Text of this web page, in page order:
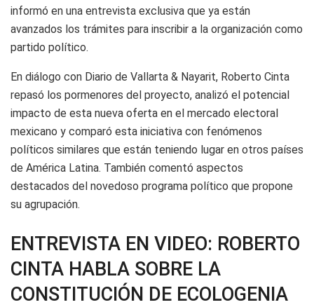
informó en una entrevista exclusiva que ya están
avanzados los trámites para inscribir a la organización como
partido político.
En diálogo con Diario de Vallarta & Nayarit, Roberto Cinta
repasó los pormenores del proyecto, analizó el potencial
impacto de esta nueva oferta en el mercado electoral
mexicano y comparó esta iniciativa con fenómenos
políticos similares que están teniendo lugar en otros países
de América Latina. También comentó aspectos
destacados del novedoso programa político que propone
su agrupación.
ENTREVISTA EN VIDEO: ROBERTO
CINTA HABLA SOBRE LA
CONSTITUCIÓN DE ECOLOGENIA